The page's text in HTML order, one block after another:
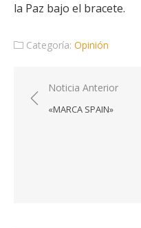
la Paz bajo el bracete.
Categoría: Opinión
Navegación
de
Noticia Anterior
«MARCA SPAIN»